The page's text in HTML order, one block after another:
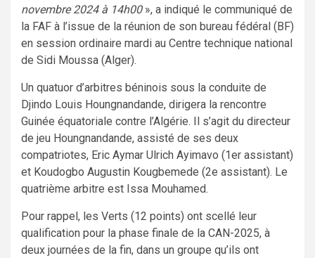
novembre 2024 à 14h00 », a indiqué le communiqué de
la FAF à l’issue de la réunion de son bureau fédéral (BF)
en session ordinaire mardi au Centre technique national
de Sidi Moussa (Alger).
Un quatuor d’arbitres béninois sous la conduite de
Djindo Louis Houngnandande, dirigera la rencontre
Guinée équatoriale contre l’Algérie. Il s’agit du directeur
de jeu Houngnandande, assisté de ses deux
compatriotes, Eric Aymar Ulrich Ayimavo (1er assistant)
et Koudogbo Augustin Kougbemede (2e assistant). Le
quatrième arbitre est Issa Mouhamed.
Pour rappel, les Verts (12 points) ont scellé leur
qualification pour la phase finale de la CAN-2025, à
deux journées de la fin, dans un groupe qu’ils ont